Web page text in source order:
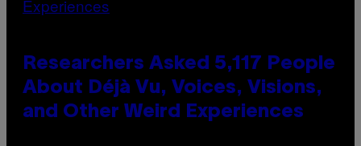
Researchers Asked 5,117 People
About Déjà Vu, Voices, Visions,
and Other Weird Experiences